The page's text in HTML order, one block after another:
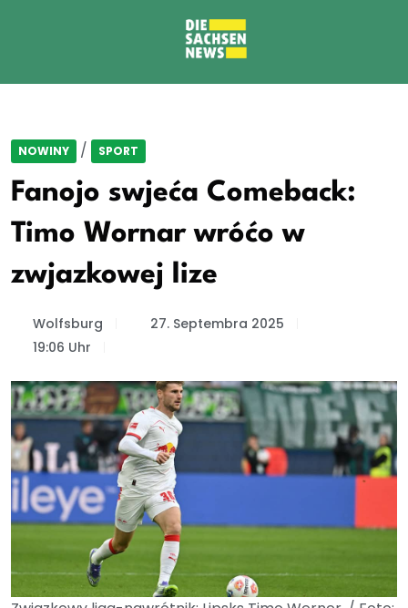
NOWINY / SPORT
Fanojo swjeća Comeback:
Timo Wornar wróćo w
zwjazkowej lize
Wolfsburg
27. Septembra 2025
19:06 Uhr